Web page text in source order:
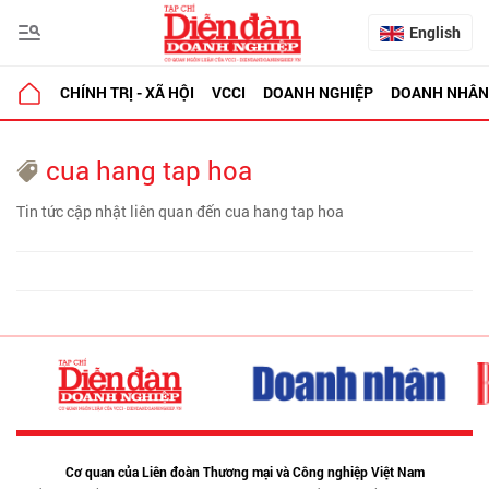
English
CHÍNH TRỊ - XÃ HỘI VCCI DOANH NGHIỆP DOANH NHÂN
cua hang tap hoa
Tin tức cập nhật liên quan đến cua hang tap hoa
Cơ quan của Liên đoàn Thương mại và Công nghiệp Việt Nam